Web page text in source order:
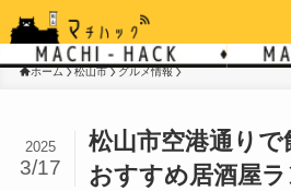
ホーム 松山市 グルメ情報
松山市空港通りで
おすすめ居酒屋
2025
3/17